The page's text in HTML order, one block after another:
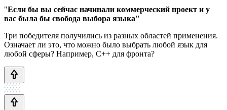
"Если бы вы сейчас начинали коммерческий проект и у
вас была бы свобода выбора языка"
Три победителя получились из разных областей применения.
Означает ли это, что можно было выбрать любой язык для
любой сферы? Например, С++ для фронта?